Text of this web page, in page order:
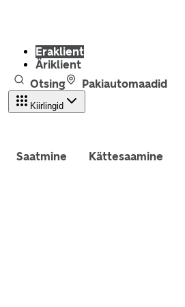
Eraklient
Äriklient
Otsing
Pakiautomaadid
Kiirlingid
Saatmine Kättesaamine